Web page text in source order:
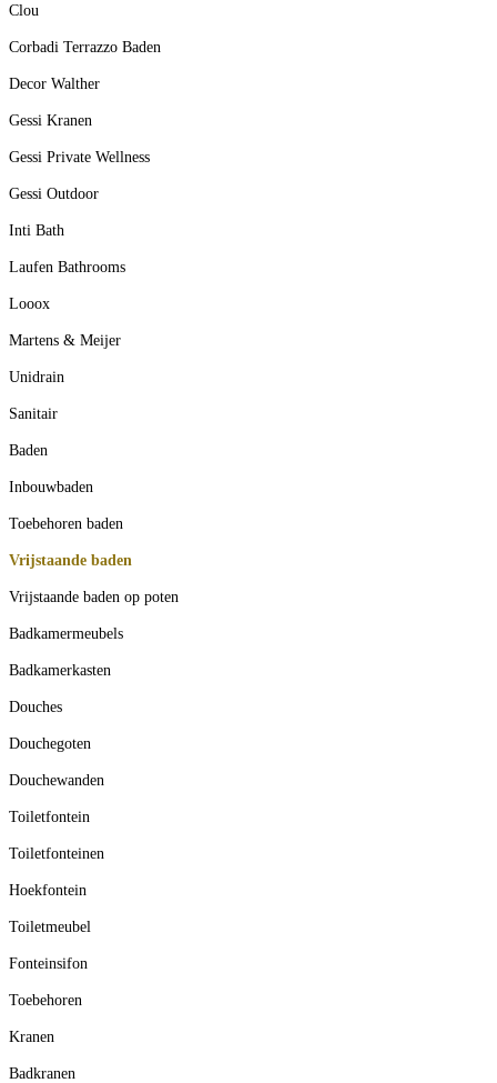
Clou
Corbadi Terrazzo Baden
Decor Walther
Gessi Kranen
Gessi Private Wellness
Gessi Outdoor
Inti Bath
Laufen Bathrooms
Looox
Martens & Meijer
Unidrain
Sanitair
Baden
Inbouwbaden
Toebehoren baden
Vrijstaande baden
Vrijstaande baden op poten
Badkamermeubels
Badkamerkasten
Douches
Douchegoten
Douchewanden
Toiletfontein
Toiletfonteinen
Hoekfontein
Toiletmeubel
Fonteinsifon
Toebehoren
Kranen
Badkranen